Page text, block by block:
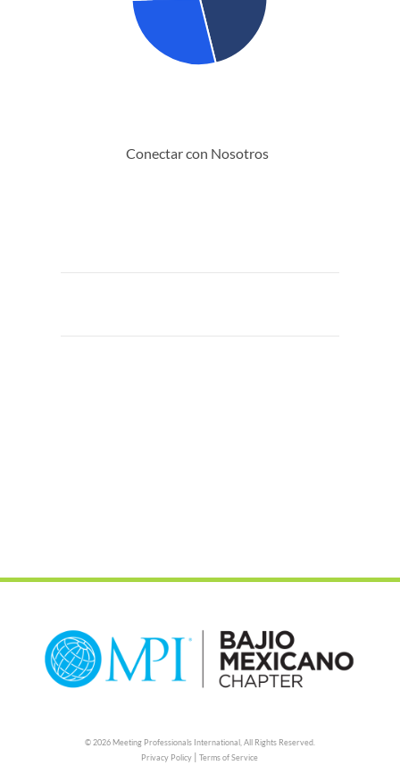
Conectar con Nosotros
© 2026 Meeting Professionals International, All Rights Reserved.
Privacy Policy |Terms of Service